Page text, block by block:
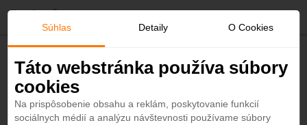
ú
InterContinental Mauritius Resort
Balaclava Fort 5*
Maurícius - Plážový hotel
Súhlas Detaily O Cookies
Táto webstránka používa súbory
cookies
Na prispôsobenie obsahu a reklám, poskytovanie funkcií
sociálnych médií a analýzu návštevnosti používame súbory